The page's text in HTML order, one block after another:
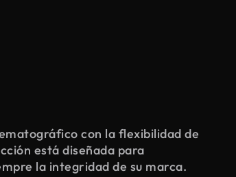
con la flexibilidad de
está diseñada para
la integridad de su marca.